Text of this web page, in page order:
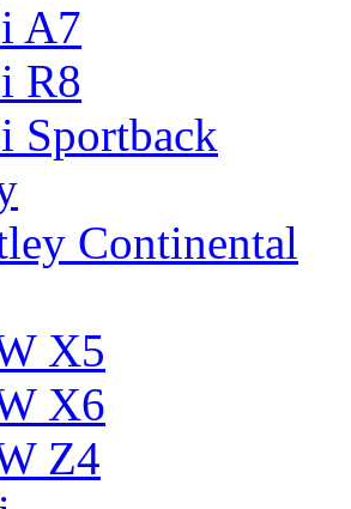
A7
R8
Sportback
Continental
X5
X6
Z4